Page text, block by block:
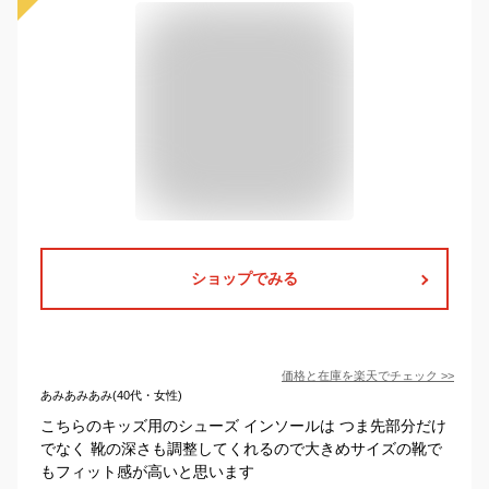
ショップでみる
価格と在庫を楽天でチェック >>
あみあみあみ(40代・女性)
こちらのキッズ用のシューズ インソールは つま先部分だけ
でなく 靴の深さも調整してくれるので大きめサイズの靴で
もフィット感が高いと思います